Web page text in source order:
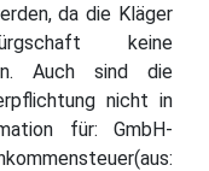
da die Kläger
keine
Auch sind die
nicht in
für: GmbH-